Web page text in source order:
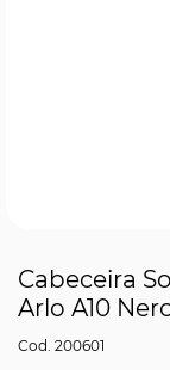
Cabeceira
Arlo A10
200601